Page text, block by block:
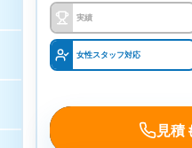
株式会社フジカン
じ屋さん)の基本情
フジカンパニー」の由
支払い方法
クレジットカード、銀
損害保険・補償あり
実績
女性スタッフ対応
見積